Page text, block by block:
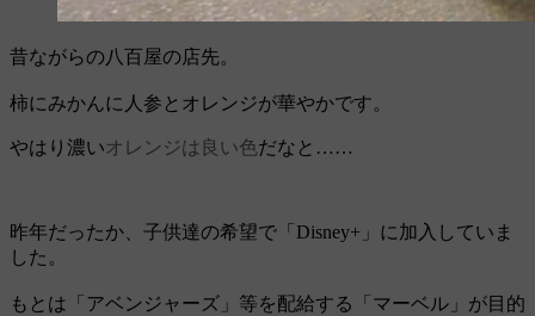
昔ながらの八百屋の店先。
柿にみかんに人参とオレンジが華やかです。
やはり濃いオレンジは良い色だなと……
昨年だったか、子供達の希望で「Disney+」に加入していま
した。
もとは「アベンジャーズ」等を配給する「マーベル」が目的